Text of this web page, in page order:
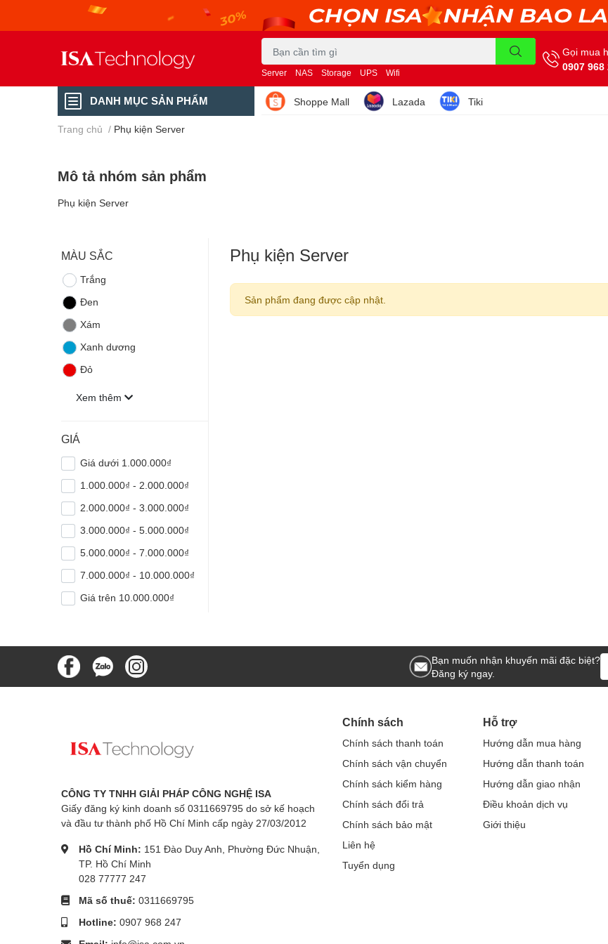
Server NAS Storage UPS Wifi
Gọi mua
0907 968
DANH MỤC SẢN PHẨM Shoppe Mall Lazada Tiki
Trang chủ / Phụ kiện Server
Mô tả nhóm sản phẩm
Phụ kiện Server
MÀU SẮC
Trắng
Đen
Xám
Xanh dương
Đỏ
Xem thêm
GIÁ
Giá dưới 1.000.000₫
1.000.000₫ - 2.000.000₫
2.000.000₫ - 3.000.000₫
3.000.000₫ - 5.000.000₫
5.000.000₫ - 7.000.000₫
7.000.000₫ - 10.000.000₫
Giá trên 10.000.000₫
Phụ kiện Server
Sản phẩm đang được cập nhật.
Bạn muốn nhận khuyến mãi đặc biệt?
Đăng ký ngay.
CÔNG TY TNHH GIẢI PHÁP CÔNG NGHỆ ISA
Giấy đăng ký kinh doanh số 0311669795 do sở kế hoạch
và đầu tư thành phố Hồ Chí Minh cấp ngày 27/03/2012
Hồ Chí Minh: 151 Đào Duy Anh, Phường Đức Nhuận,
TP. Hồ Chí Minh
028 77777 247
Mã số thuế: 0311669795
Hotline: 0907 968 247
Chính sách
Chính sách thanh toán
Chính sách vận chuyển
Chính sách kiểm hàng
Chính sách đổi trả
Chính sách bảo mật
Liên hệ
Tuyển dụng
Hỗ trợ
Hướng dẫn mua hàng
Hướng dẫn thanh toán
Hướng dẫn giao nhận
Điều khoản dịch vụ
Giới thiệu